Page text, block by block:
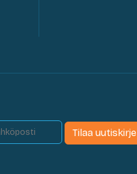
Tilaa uutiskirje